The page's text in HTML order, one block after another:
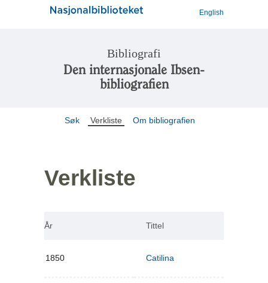
English
Bibliografi
Den internasjonale Ibsen-
bibliografien
Søk Verkliste Om bibliografien
Verkliste
År Tittel
1850 Catilina